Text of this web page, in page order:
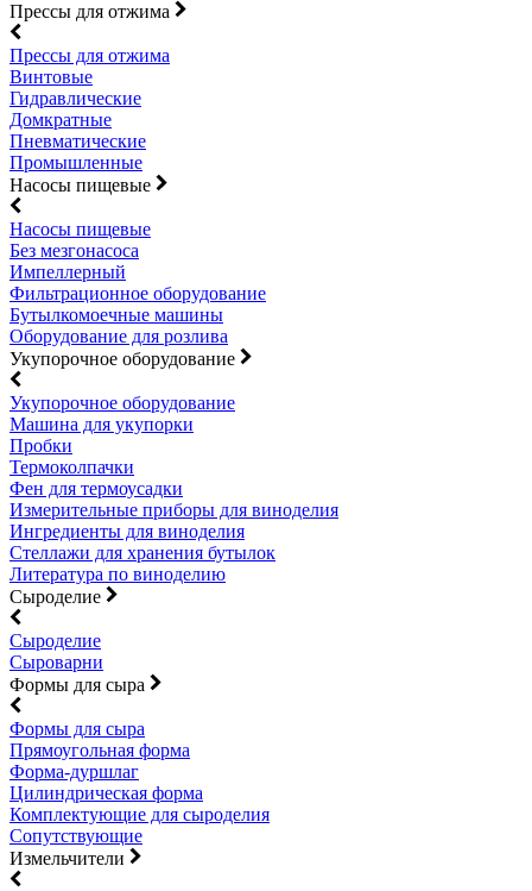
Прессы для отжима
Прессы для отжима
Винтовые
Гидравлические
Домкратные
Пневматические
Промышленные
Насосы пищевые
Насосы пищевые
Без мезгонасоса
Импеллерный
Фильтрационное оборудование
Бутылкомоечные машины
Оборудование для розлива
Укупорочное оборудование
Укупорочное оборудование
Машина для укупорки
Пробки
Термоколпачки
Фен для термоусадки
Измерительные приборы для виноделия
Ингредиенты для виноделия
Стеллажи для хранения бутылок
Литература по виноделию
Сыроделие
Сыроделие
Сыроварни
Формы для сыра
Формы для сыра
Прямоугольная форма
Форма-дуршлаг
Цилиндрическая форма
Комплектующие для сыроделия
Сопутствующие
Измельчители